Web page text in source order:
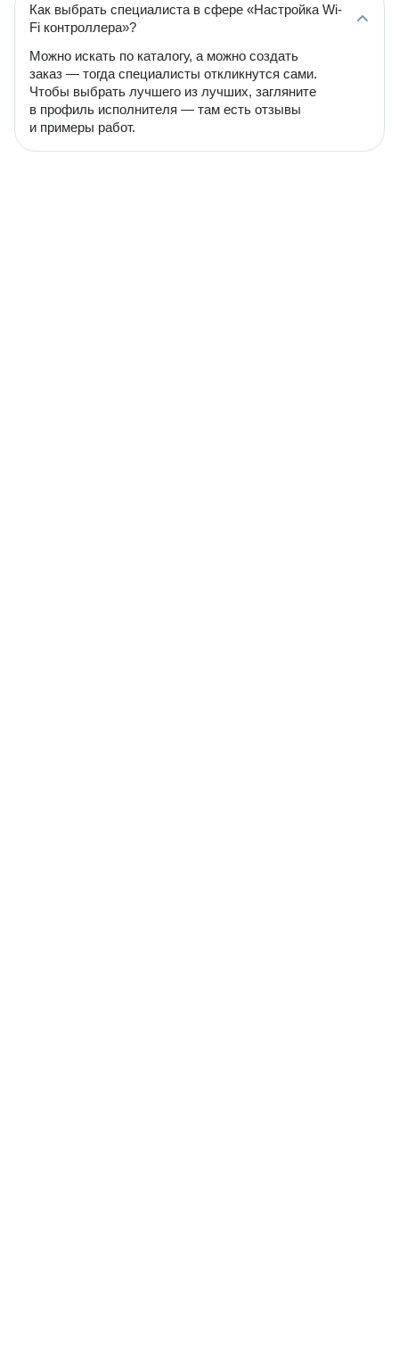
Как выбрать специалиста в сфере «Настройка Wi-
Fi контроллера»?
Можно искать по каталогу, а можно создать
заказ — тогда специалисты откликнутся сами.
Чтобы выбрать лучшего из лучших, загляните
в профиль исполнителя — там есть отзывы
и примеры работ.